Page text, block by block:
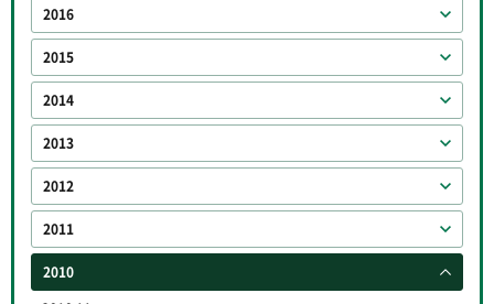
2016
2015
2014
2013
2012
2011
2010